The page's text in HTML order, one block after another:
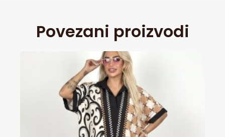
Povezani proizvodi